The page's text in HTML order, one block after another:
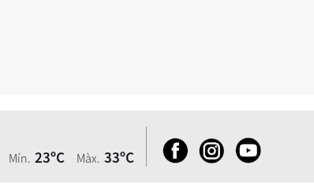
Mín. 23ºC Màx. 33ºC